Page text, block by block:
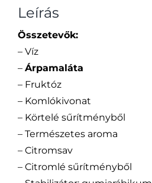
Leírás
Összetevők:
– Víz
– Árpamaláta
– Fruktóz
– Komlókivonat
– Körtelé sűrítményből
– Természetes aroma
– Citromsav
– Citromlé sűrítményből